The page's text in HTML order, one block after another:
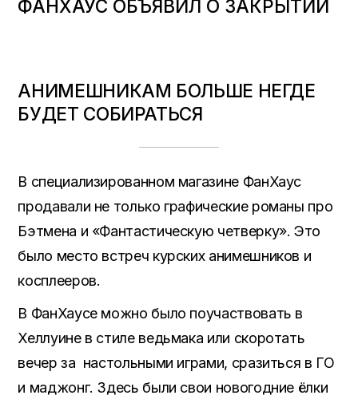
ФАНХАУС ОБЪЯВИЛ О ЗАКРЫТИИ
АНИМЕШНИКАМ БОЛЬШЕ НЕГДЕ
БУДЕТ СОБИРАТЬСЯ
В специализированном магазине ФанХаус
продавали не только графические романы про
Бэтмена и «Фантастическую четверку». Это
было место встреч курских анимешников и
косплееров.
В ФанХаусе можно было поучаствовать в
Хеллуине в стиле ведьмака или скоротать
вечер за настольными играми, сразиться в ГО
и маджонг. Здесь были свои новогодние ёлки